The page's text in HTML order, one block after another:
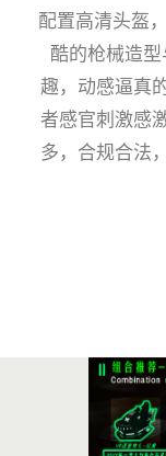
配置高清头盔
酷的枪械造
趣，动感逼真
者感官刺激感
多，合规合法